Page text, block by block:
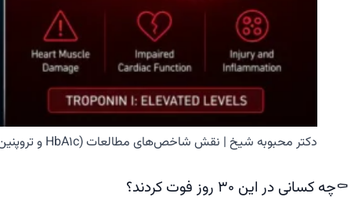
دکتر محبوبه شیخ | نقش شاخص‌های مطالعات (HbA1c و تروپنین) در تخمین میزان آسیب به قلب
⚰️چه کسانی در این ۳۰ روز فوت کردند؟